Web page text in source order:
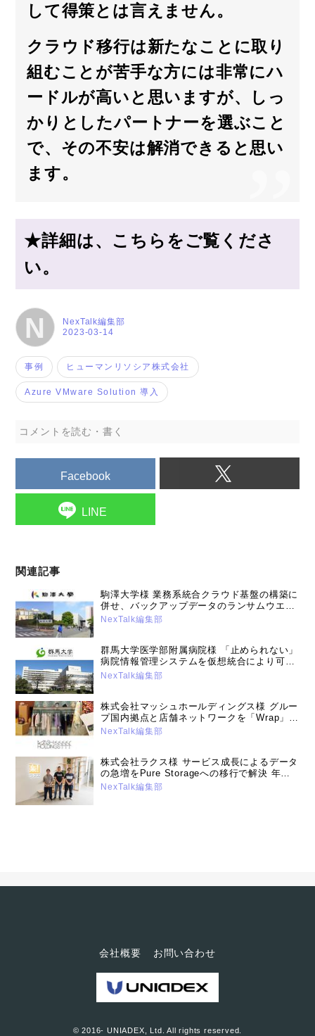
して得策とは言えません。
クラウド移行は新たなことに取り
組むことが苦手な方には非常にハ
ードルが高いと思いますが、しっ
かりとしたパートナーを選ぶこと
で、その不安は解消できると思い
ます。
★詳細は、こちらをご覧くださ
い。
N 2023-03-14
NexTalk編集部
事例 ヒューマンリソシア株式会社
Azure VMware Solution 導入
コメントを読む・書く
Facebook
LINE
関連記事
駒澤大学様 業務系統合クラウド基盤の構築に
併せ、バックアップデータのランサムウエア
対策を強化（2025年1月15日号）
NexTalk編集部
群馬大学医学部附属病院様 「止められない」
病院情報管理システムを仮想統合により可用
性と運用効率、安全性を向上。業界のデファ
NexTalk編集部
株式会社マッシュホールディングス様 グルー
プ国内拠点と店舗ネットワークを「Wrap」
に全面刷新。 セキュアで利便性の高い通信環
NexTalk編集部
株式会社ラクス様 サービス成長によるデータ
の急増をPure Storageへの移行で解決 年間
コスト90％削減を実現（2025年2月20日号）
NexTalk編集部
会社概要 お問い合わせ
© 2016- UNIADEX, Ltd. All rights reserved.